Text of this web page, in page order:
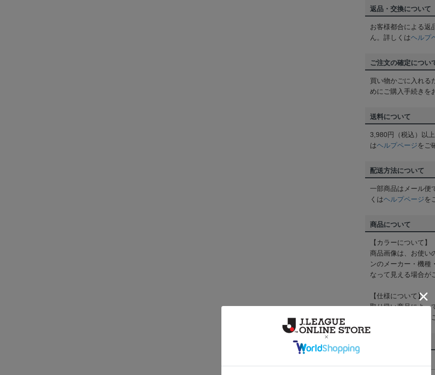
返品・交換について
お客様都合による返
ん。詳しくはヘルプ
ご注文の確定につい
買い物かごに入れる
めにご購入手続きを
送料について
3,980円（税込）以
はヘルプページをご
配送方法について
一部商品はメール便
くはヘルプページを
商品について
【カラーについて】
商品画像は、お使い
ンのメーカー・機種
なって見える場合が
【仕様について】
取り扱い商品によっ
予告なく変更にな